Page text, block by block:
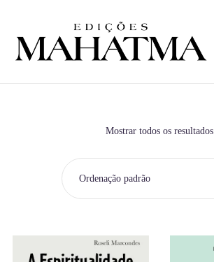
Mostrar todos os resultados
Ordenação padrão